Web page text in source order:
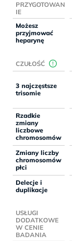
PRZYGOTOWAN
IE
Możesz
przyjmować
heparynę
CZUŁOŚĆ
3 najczęstsze
trisomie
Rzadkie
zmiany
liczbowe
chromosomów
Zmiany liczby
chromosomów
płci
Delecje i
duplikacje
USŁUGI
DODATKOWE
W CENIE
BADANIA